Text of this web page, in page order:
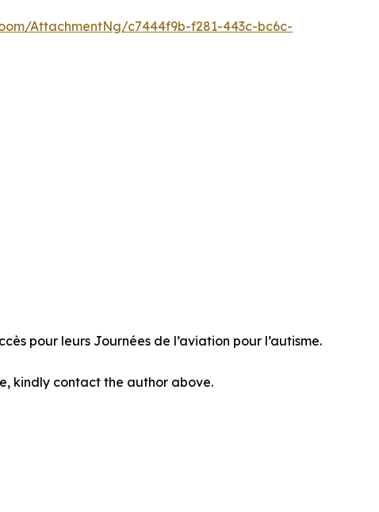
AttachmentNg/c7444f9b-f281-443c-bc6c-
pour leurs Journées de l’aviation pour l’autisme.
kindly contact the author above.